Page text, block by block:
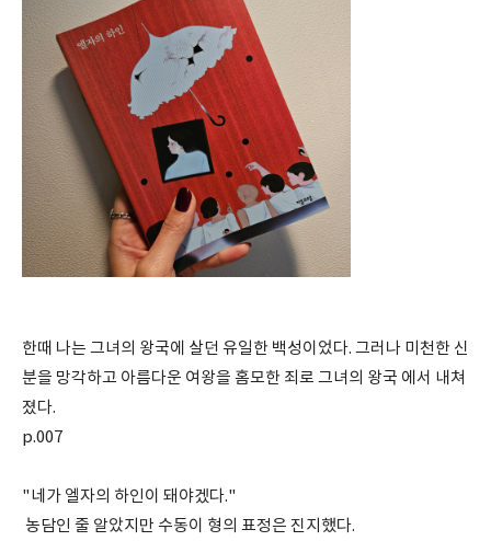
한때 나는 그녀의 왕국에 살던 유일한 백성이었다. 그러나 미천한 신
분을 망각하고 아름다운 여왕을 홈모한 죄로 그녀의 왕국 에서 내쳐
졌다.
p.007
"네가 엘자의 하인이 돼야겠다."
농담인 줄 알았지만 수동이 형의 표정은 진지했다.